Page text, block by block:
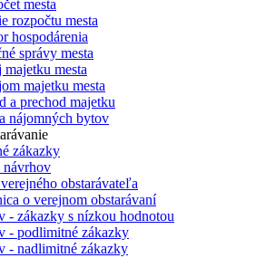
mesta
rozpočtu mesta
hospodárenia
správy mesta
majetku mesta
majetku mesta
a prechod majetku
nájomných bytov
zákazky
návrhov
obstarávateľa
o verejnom obstarávaní
- zákazky s nízkou hodnotou
- podlimitné zákazky
- nadlimitné zákazky